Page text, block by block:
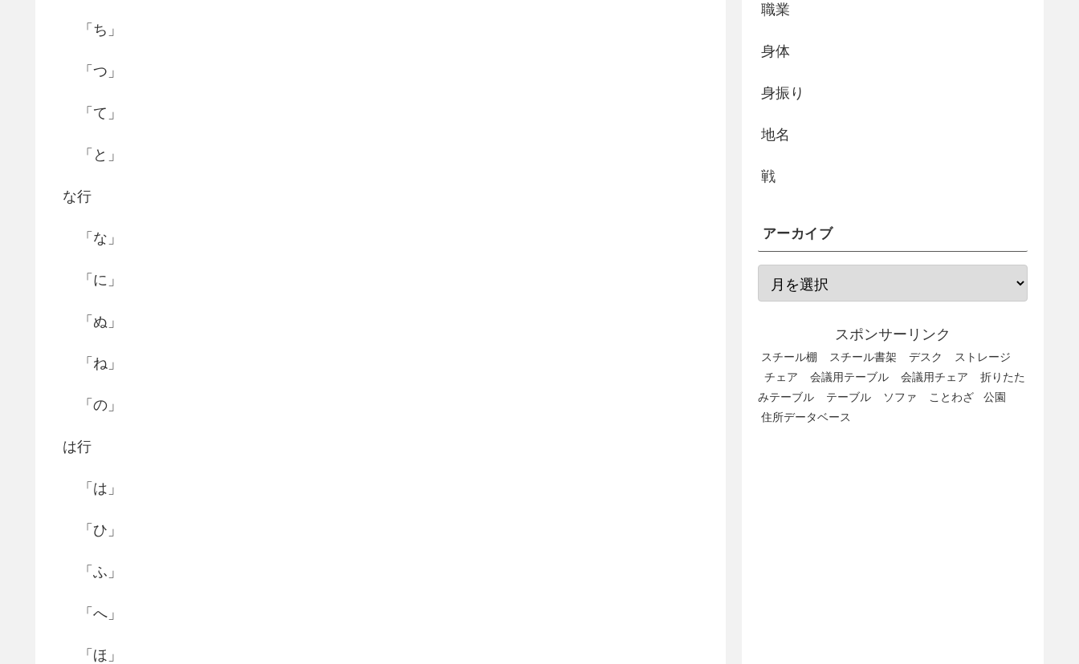
「ち」
「つ」
「て」
「と」
な行
「な」
「に」
「ぬ」
「ね」
「の」
は行
「は」
「ひ」
「ふ」
「へ」
「ほ」
職業
身体
身振り
地名
戦
アーカイブ
スポンサーリンク
スチール棚 スチール書架 デスク
ストレージ
チェア
会議用テーブル 会議用チェア
折りたた
みテーブル
テーブル ソファ ことわざ
公園
住所データベース